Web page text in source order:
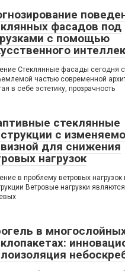
фасадов под
с помощью
Стеклянные фасады сегодня
частью современной
в себе эстетику, прозрачность
стеклянные
с
для снижения
нагрузок
в проблему ветровых
Ветровые нагрузки
в